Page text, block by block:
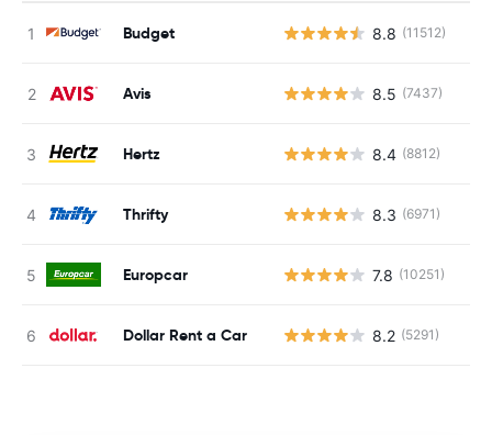
Budget 8.8 (11512)
Avis 8.5 (7437)
Hertz 8.4 (8812)
Thrifty 8.3 (6971)
Europcar 7.8 (10251)
Dollar Rent a Car 8.2 (5291)